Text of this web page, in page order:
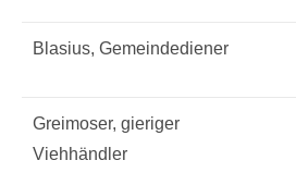
Blasius, Gemeindediener
Greimoser, gieriger
Viehhändler